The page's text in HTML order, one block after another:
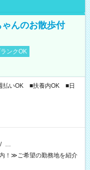
ゃんのお散歩付
ンクOK
払いOK ■扶養内OK ■日
/ …
！≫ご希望の勤務地を紹介